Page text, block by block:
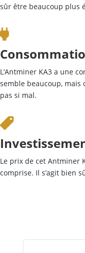
sûr être beaucoup plus
L’Antminer KA3 a une
semble beaucoup, mais
pas si mal.
Le prix de cet Antminer
comprise. Il s’agit bien